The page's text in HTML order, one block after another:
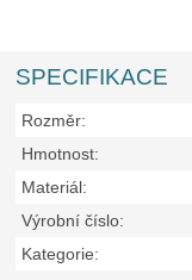
SPECIFIKACE
Rozměr:
Hmotnost:
Materiál:
Výrobní číslo:
Kategorie: